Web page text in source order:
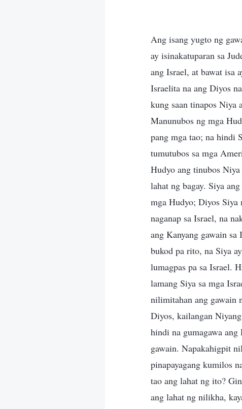
Ang isang yugto ng
ay isinakatuparan sa
ang Israel, at bawat isa
Israelita na ang Diyos
kung saan tinapos Niya
Manunubos ng mga
pang mga tao; na hindi
tumutubos sa mga
Hudyo ang tinubos
lahat ng bagay. Siya
mga Hudyo; Diyos Siya
naganap sa Israel, na
ang Kanyang gawain sa
bukod pa rito, na Siya
lumagpas pa sa Israel.
lamang Siya sa mga
nilimitahan ang gawain
Diyos, kailangan
hindi na gumagawa
gawain. Napakahigpit
pinapayagang kumilos
tao ang lahat ng ito?
ang lahat ng nilikha,